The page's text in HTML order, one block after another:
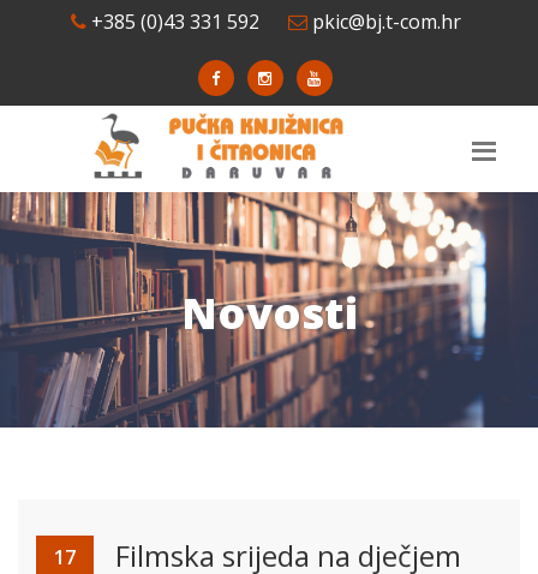
+385 (0)43 331 592 pkic@bj.t-com.hr
Novosti
17
Filmska srijeda na dječjem